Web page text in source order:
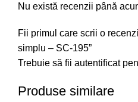
Nu există recenzii până
Fii primul care scrii o
simplu – SC-195”
Trebuie să fii autentificat
Produse similare